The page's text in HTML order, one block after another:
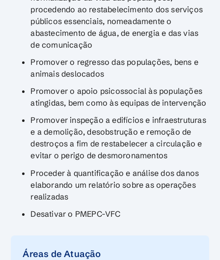
Áreas de Atuação
procedendo ao restabelecimento dos serviços
públicos essenciais, nomeadamente o
abastecimento de água, de energia e das vias
de comunicação
Promover o regresso das populações, bens e
animais deslocados
Promover o apoio psicossocial às populações
atingidas, bem como às equipas de intervenção
Promover inspeção a edifícios e infraestruturas
e a demolição, desobstrução e remoção de
destroços a fim de restabelecer a circulação e
evitar o perigo de desmoronamentos
Proceder à quantificação e análise dos danos
elaborando um relatório sobre as operações
realizadas
Desativar o PMEPC-VFC